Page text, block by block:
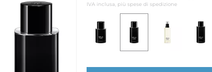
IVA inclusa, più spese di spedizione